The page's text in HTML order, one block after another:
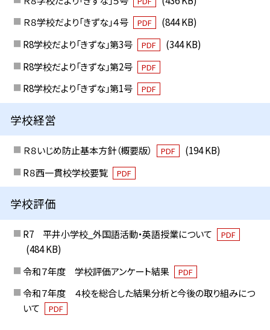
Ｒ８学校だより「きずな」４号
PDF
(844 KB)
R8学校だより「きずな」第3号
PDF
(344 KB)
R8学校だより「きずな」第2号
PDF
R8学校だより「きずな」第1号 PDF
学校経営
Ｒ８いじめ防止基本方針（概要版） PDF
(194 KB)
R８西一貫校学校要覧
PDF
学校評価
R7 平井小学校_外国語活動・英語授業について PDF
(484 KB)
令和７年度 学校評価アンケート結果
PDF
令和７年度 ４校を総合した結果分析と今後の取り組みにつ
いて
PDF